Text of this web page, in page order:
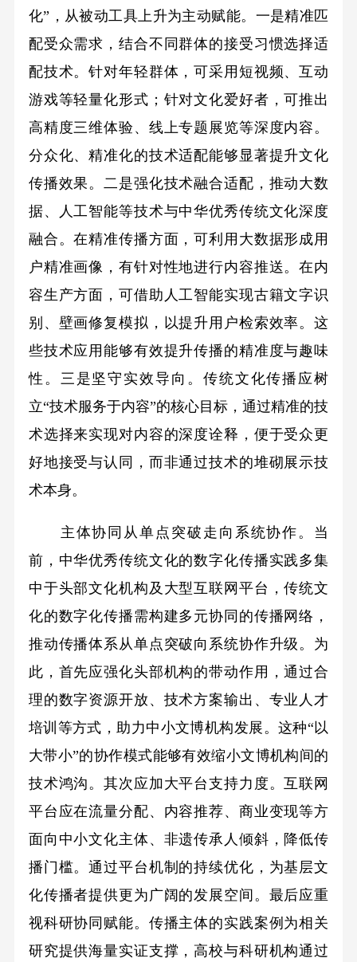
化”，从被动工具上升为主动赋能。一是精准匹
配受众需求，结合不同群体的接受习惯选择适
配技术。针对年轻群体，可采用短视频、互动
游戏等轻量化形式；针对文化爱好者，可推出
高精度三维体验、线上专题展览等深度内容。
分众化、精准化的技术适配能够显著提升文化
传播效果。二是强化技术融合适配，推动大数
据、人工智能等技术与中华优秀传统文化深度
融合。在精准传播方面，可利用大数据形成用
户精准画像，有针对性地进行内容推送。在内
容生产方面，可借助人工智能实现古籍文字识
别、壁画修复模拟，以提升用户检索效率。这
些技术应用能够有效提升传播的精准度与趣味
性。三是坚守实效导向。传统文化传播应树
立“技术服务于内容”的核心目标，通过精准的技
术选择来实现对内容的深度诠释，便于受众更
好地接受与认同，而非通过技术的堆砌展示技
术本身。
主体协同从单点突破走向系统协作。当
前，中华优秀传统文化的数字化传播实践多集
中于头部文化机构及大型互联网平台，传统文
化的数字化传播需构建多元协同的传播网络，
推动传播体系从单点突破向系统协作升级。为
此，首先应强化头部机构的带动作用，通过合
理的数字资源开放、技术方案输出、专业人才
培训等方式，助力中小文博机构发展。这种“以
大带小”的协作模式能够有效缩小文博机构间的
技术鸿沟。其次应加大平台支持力度。互联网
平台应在流量分配、内容推荐、商业变现等方
面向中小文化主体、非遗传承人倾斜，降低传
播门槛。通过平台机制的持续优化，为基层文
化传播者提供更为广阔的发展空间。最后应重
视科研协同赋能。传播主体的实践案例为相关
研究提供海量实证支撑，高校与科研机构通过